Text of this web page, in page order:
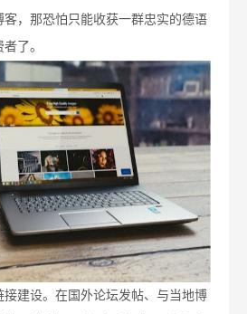
客，那恐怕只能收获一群忠实的德语
了。
接建设。在国外论坛发帖、与当地博